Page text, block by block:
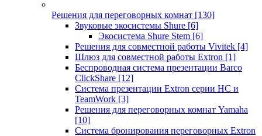
Решения для переговорных комнат [130]
Звуковые экосистемы Shure [6]
Экосистема Shure Stem [6]
Решения для совместной работы Vivitek [4]
Шлюз для совместной работы Extron [1]
Беспроводная система презентации Barco
ClickShare [12]
Система презентации Extron серии HC и
TeamWork [3]
Решения для переговорных комнат Yamaha
[10]
Система бронирования переговорных Extron